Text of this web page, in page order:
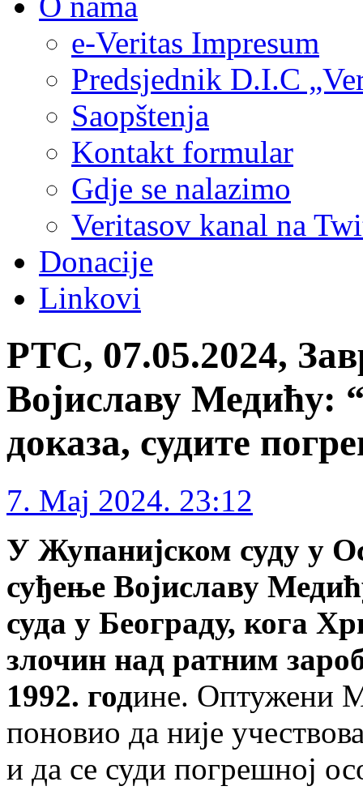
e-Veritas Impresum
Predsjednik D.I.C
Saopštenja
Kontakt formular
Gdje se nalazimo
Veritasov kanal na
Donacije
Linkovi
РТС, 07.05.2024,
Војиславу Медићу:
доказа, судите
7. Maj 2024. 23:12
У Жупанијском суду у
суђење Војиславу
суда у Београду, кога
злочин над ратним
1992. године. Оптужени
поновио да није
и да се суди погрешној